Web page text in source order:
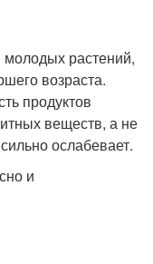
растений,
возраста.
продуктов
веществ, а не
ослабевает.
и